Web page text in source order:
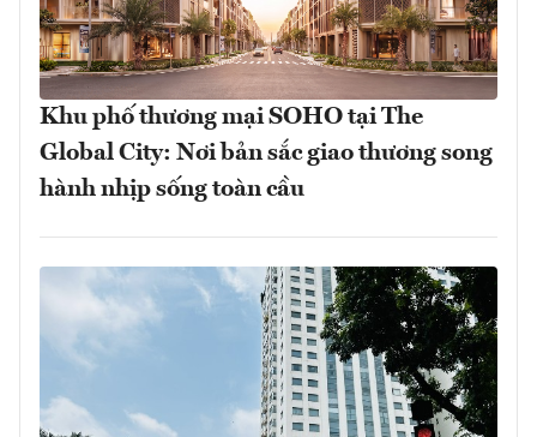
Khu phố thương mại SOHO tại The
Global City: Nơi bản sắc giao thương song
hành nhịp sống toàn cầu